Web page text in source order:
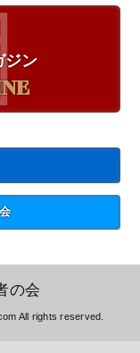
ジン
の会
All rights reserved.